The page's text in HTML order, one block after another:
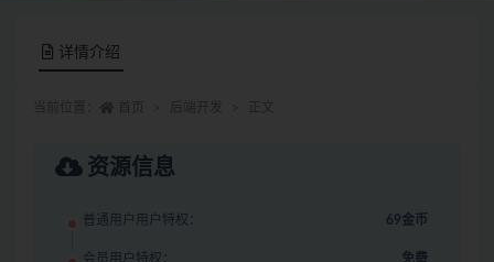
详情介绍
资源信息
普通用户用户特权： 69金币
会员用户特权： 免费